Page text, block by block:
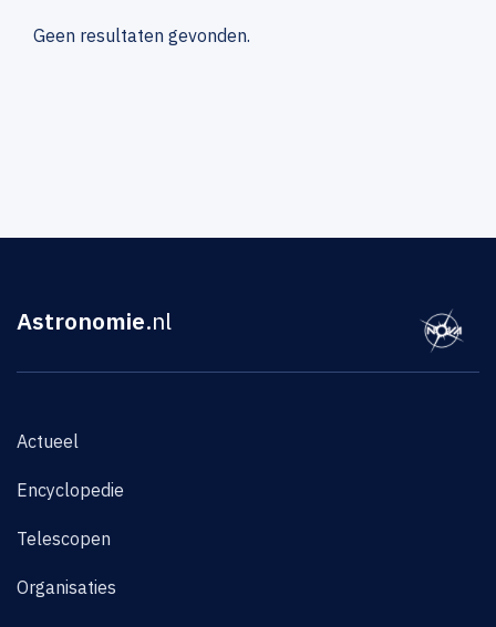
Geen resultaten gevonden.
Astronomie.nl
Actueel
Encyclopedie
Telescopen
Organisaties